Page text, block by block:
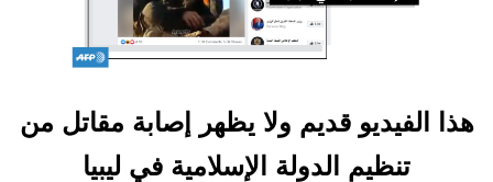
هذا الفيديو قديم ولا يظهر إصابة مقاتل من
تنظيم الدولة الإسلامية في ليبيا